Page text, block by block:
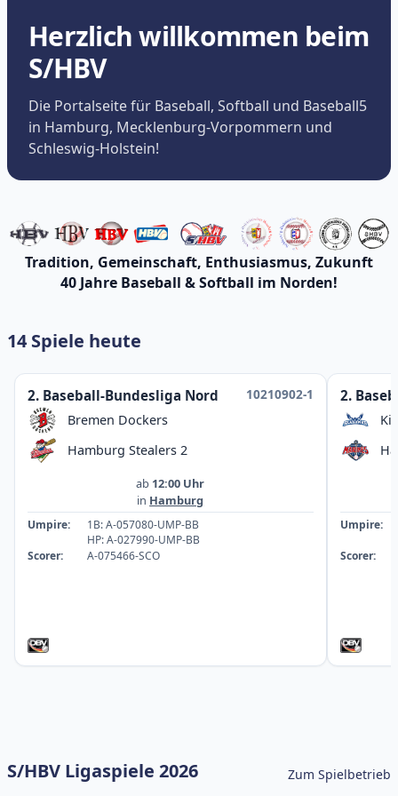
Herzlich willkommen beim
S/HBV
Die Portalseite für Baseball, Softball und Baseball5
in Hamburg, Mecklenburg-Vorpommern und
Schleswig-Holstein!
Tradition, Gemeinschaft, Enthusiasmus, Zukunft
40 Jahre Baseball & Softball im Norden!
14 Spiele heute
2. Baseball-Bundesliga Nord
10210902-1
Bremen Dockers
Hamburg Stealers 2
ab 12:00 Uhr
in Hamburg
Umpire:
1B: A-057080-UMP-BB
HP: A-027990-UMP-BB
Scorer:
A-075466-SCO
2.
Umpire:
Scorer:
S/HBV Ligaspiele 2026 Zum Spielbetrieb